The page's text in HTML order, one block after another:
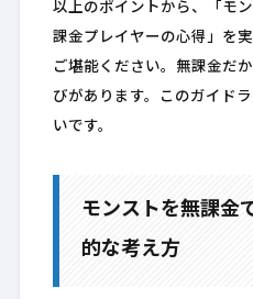
以上のポイントから、「モ
課金プレイヤーの心得」を
ご堪能ください。無課金だ
びがあります。このガイド
いです。
モンストを無課金
的な考え方